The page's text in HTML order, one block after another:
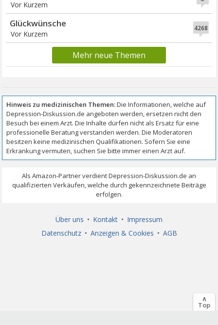
Vor Kurzem
4268
Glückwünsche
Vor Kurzem
Mehr neue Themen
Über uns • Kontakt • Impressum
Datenschutz • Anzeigen & Cookies • AGB
∧
Top